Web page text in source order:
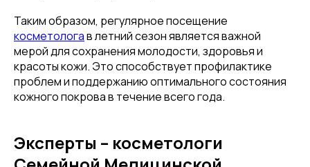
Таким образом, регулярное посещение
косметологав летний сезон является важной
мерой для сохранения молодости, здоровья и
красоты кожи. Это способствует профилактике
проблем и поддержанию оптимального состояния
кожного покрова в течение всего года.
Эксперты – косметологи